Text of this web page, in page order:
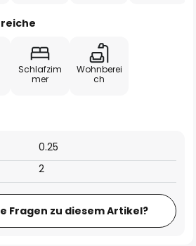
Schlafzim
mer
Wohnberei
ch
2
0.25
Fragen zu diesem Artikel?